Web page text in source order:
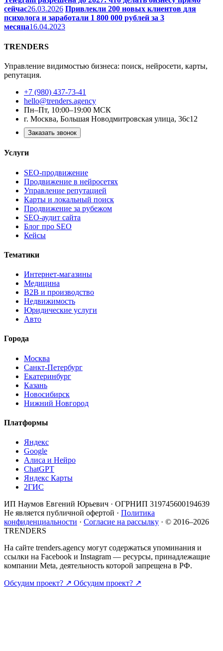
сейчас26.03.2026 Привлекли 200 новых клиентов для
психолога и заработали 1 800 000 рублей за 3
месяца16.04.2023
TRENDERS
Управление видимостью бизнеса: поиск, нейросети, карты,
репутация.
+7 (980) 437-73-41
hello@trenders.agency
Пн–Пт, 10:00–19:00 МСК
г. Москва, Большая Новодмитровская улица, 36с12
Заказать звонок
Услуги
SEO-продвижение
Продвижение в нейросетях
Управление репутацией
Карты и локальный поиск
Продвижение за рубежом
SEO-аудит сайта
Блог про SEO
Кейсы
Тематики
Интернет-магазины
Медицина
B2B и производство
Недвижимость
Юридические услуги
Авто
Города
Москва
Санкт-Петербург
Екатеринбург
Казань
Новосибирск
Нижний Новгород
Платформы
Яндекс
Google
Алиса и Нейро
ChatGPT
Яндекс Карты
2ГИС
ИП Наумов Евгений Юрьевич · ОГРНИП 319745600194639
Не является публичной офертой · Политика
конфиденциальности · Согласие на рассылку · © 2016–2026
TRENDERS
На сайте trenders.agency могут содержаться упоминания и
ссылки на Facebook и Instagram — ресурсы, принадлежащие
компании Meta, деятельность которой запрещена в РФ.
Обсудим проект? ↗ Обсудим проект? ↗